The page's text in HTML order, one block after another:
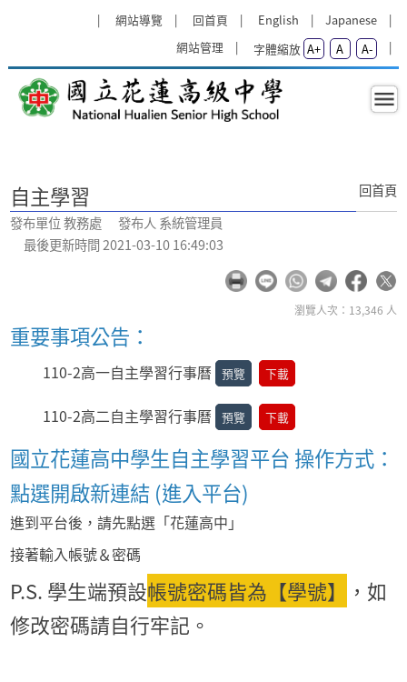
網站導覽
回首頁 English
Japanese
網站管理
字體縮放 A+ A A-
自主學習 - 教務處 - 國立花蓮高級中
自主學習
發布單位 教務處 發布人 系統管理員
最後更新時間 2021-03-10 16:49:03
回首頁
瀏覽人次：13,346 人
重要事項公告：
110-2高一自主學習行事曆 預覽 下載
110-2高二自主學習行事曆 預覽 下載
國立花蓮高中學生自主學習平台 操作方式 ：
點選開啟新連結 (進入平台)
進到平台後，請先點選「花蓮高中」
接著輸入帳號＆密碼
P.S. 學生端預設帳號密碼皆為【學號】
，如
修改密碼請自行牢記。